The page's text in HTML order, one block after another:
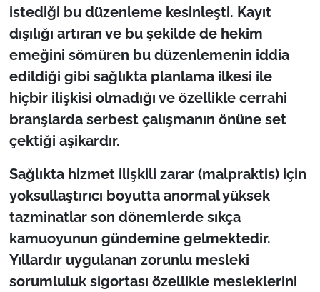
istediği bu düzenleme kesinleşti. Kayıt
dışılığı artıran ve bu şekilde de hekim
emeğini sömüren bu düzenlemenin iddia
edildiği gibi sağlıkta planlama ilkesi ile
hiçbir ilişkisi olmadığı ve özellikle cerrahi
branşlarda serbest çalışmanın önüne set
çektiği aşikardır.
Sağlıkta hizmet ilişkili zarar (malpraktis) için
yoksullaştırıcı boyutta anormal yüksek
tazminatlar son dönemlerde sıkça
kamuoyunun gündemine gelmektedir.
Yıllardır uygulanan zorunlu mesleki
sorumluluk sigortası özellikle mesleklerini